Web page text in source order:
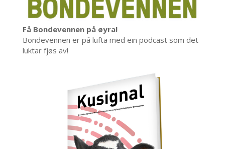
Få Bondevennen på øyra!
Bondevennen er på lufta med ein podcast som det
luktar fjøs av!